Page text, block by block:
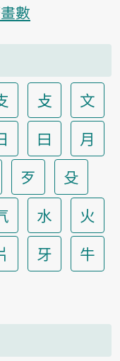
數
攴
文
曰 月
歹
殳
水
火
牙
牛